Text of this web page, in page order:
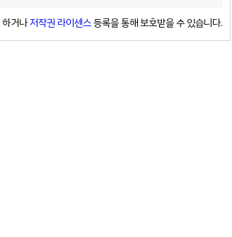
거나저작권 라이센스등록을 통해 보호받을 수 있습니다.